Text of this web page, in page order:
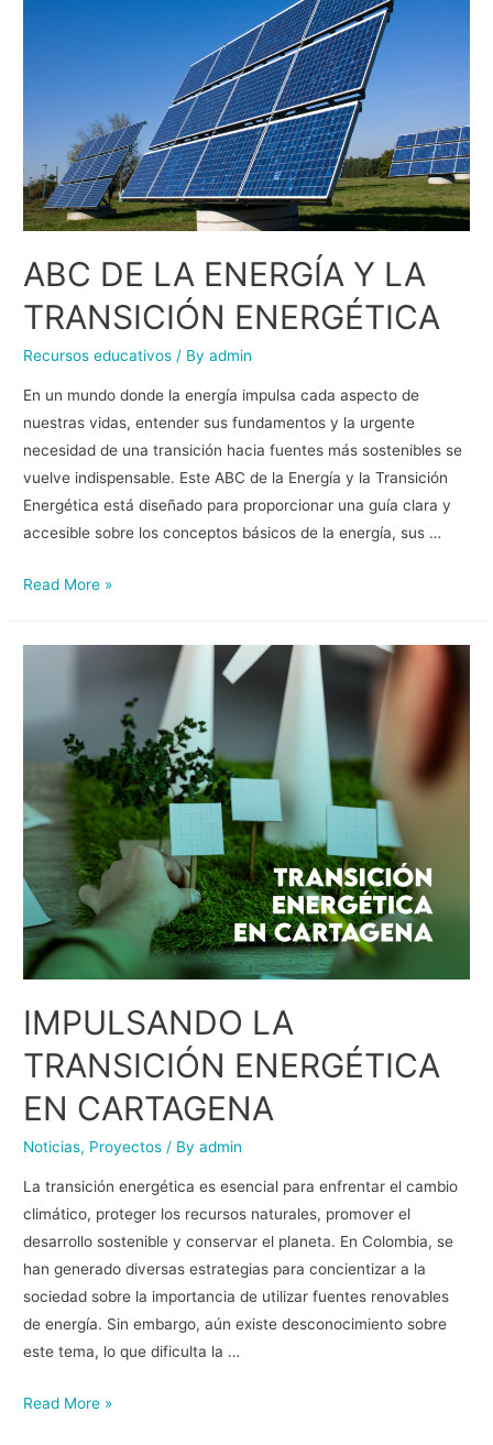
ABC DE LA ENERGÍA Y LA
TRANSICIÓN ENERGÉTICA
Recursos educativos / Byadmin
En un mundo donde la energía impulsa cada aspecto de
nuestras vidas, entender sus fundamentos y la urgente
necesidad de una transición hacia fuentes más sostenibles se
vuelve indispensable. Este ABC de la Energía y la Transición
Energética está diseñado para proporcionar una guía clara y
accesible sobre los conceptos básicos de la energía, sus …
Read More »
IMPULSANDO LA
TRANSICIÓN ENERGÉTICA
EN CARTAGENA
Noticias, Proyectos / Byadmin
La transición energética es esencial para enfrentar el cambio
climático, proteger los recursos naturales, promover el
desarrollo sostenible y conservar el planeta. En Colombia, se
han generado diversas estrategias para concientizar a la
sociedad sobre la importancia de utilizar fuentes renovables
de energía. Sin embargo, aún existe desconocimiento sobre
este tema, lo que dificulta la …
Read More »